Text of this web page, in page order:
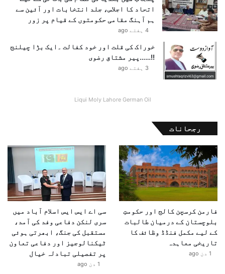
اتحاد کا اجلاس، جلد انتخابات اور آئین سے
ہم آہنگ مقامی حکومتوں کے قیام پر زور
4 ہفتے ago
خوراک کی قلت اور خود کفالت ۔ایک بڑا چیلنج
!!……پیر مشتاق رضوی
3 ہفتے ago
Liqui Moly Lahore German Oil
رجحانات
فارمن کرسچن کالج اور حکومتِ
بلوچستان کے درمیان طالبات
کے لیے مکمل فنڈڈ وظائف کا
تاریخی معاہدہ
1 دن ago
سی اے ایس ایس اسلام آباد میں
سری لنکن دفاعی وفد کی آمد،
مستقبل کی جنگ، ابھرتی ہوئی
ٹیکنالوجیز اور دفاعی تعاون
پر تفصیلی تبادلہ خیال
1 دن ago